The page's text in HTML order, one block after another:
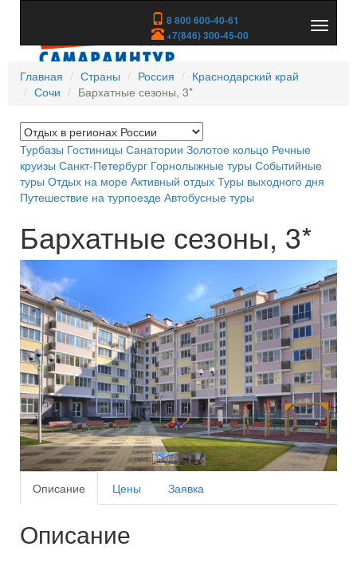
8 800 600-40-61
+7(846) 300-45-00
скрыть
Главная
Страны Россия
Краснодарский край
Сочи
Бархатные сезоны, 3*
Турбазы Гостиницы Санатории Золотое кольцо Речные
круизы Санкт-Петербург Горнолыжные туры Событийные
туры Отдых на море Активный отдых Туры выходного дня
Путешествие на турпоезде Автобусные туры
Бархатные сезоны, 3*
Описание Цены Заявка
Описание